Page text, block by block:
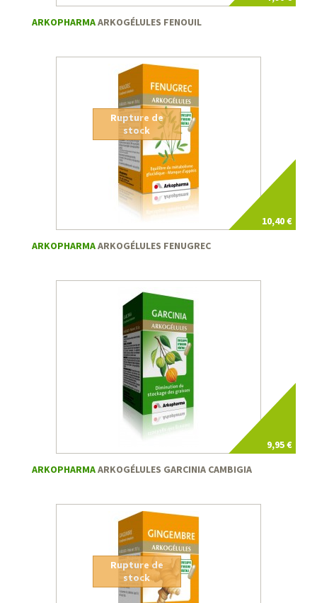
ARKOPHARMAARKOGÉLULES FENOUIL
10,40 €
Rupture de
stock
ARKOPHARMAARKOGÉLULES FENUGREC
9,95 €
ARKOPHARMAARKOGÉLULES GARCINIA CAMBIGIA
Rupture de
stock